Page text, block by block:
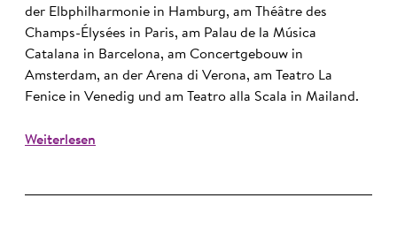
der Elbphilharmonie in Hamburg, am Théâtre des
Champs-Élysées in Paris, am Palau de la Música
Catalana in Barcelona, am Concertgebouw in
Amsterdam, an der Arena di Verona, am Teatro La
Fenice in Venedig und am Teatro alla Scala in Mailand.
Weiterlesen